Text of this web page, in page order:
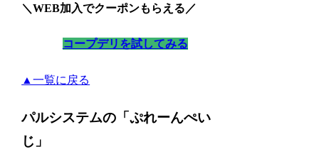
＼WEB加入でクーポンもらえる／
コープデリを試してみる
▲一覧に戻る
パルシステムの「ぷれーんぺい
じ」